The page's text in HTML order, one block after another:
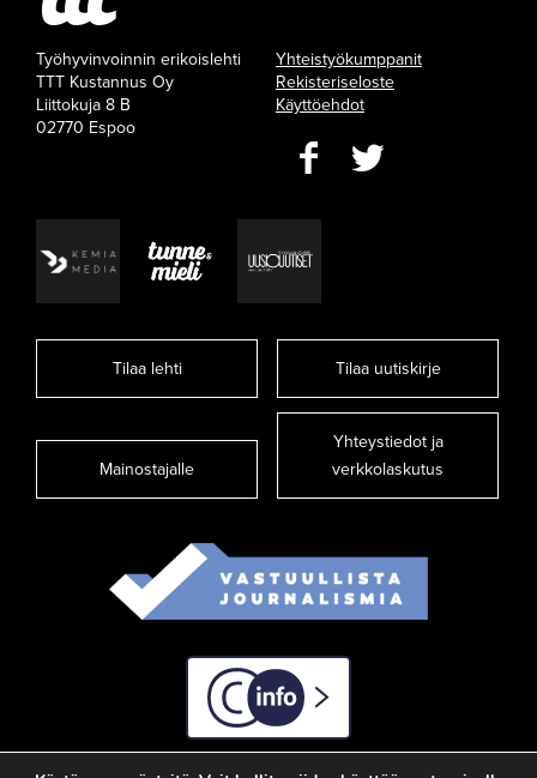
Työhyvinvoinnin erikoislehti
TTT Kustannus Oy
Liittokuja 8 B
02770 Espoo
Yhteistyökumppanit
Rekisteriseloste
Käyttöehdot
Tilaa lehti Tilaa uutiskirje
Mainostajalle
Yhteystiedot ja
verkkolaskutus
C-info